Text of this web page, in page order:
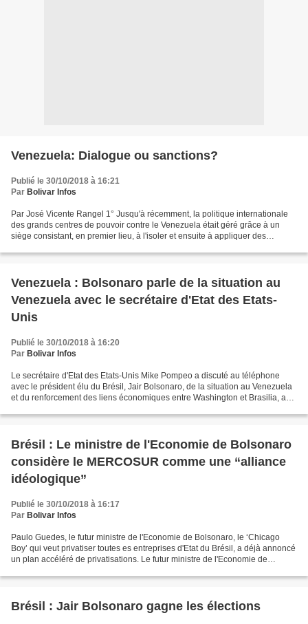
Venezuela: Dialogue ou sanctions?
Publié le 30/10/2018 à 16:21
Par Bolivar Infos
Par José Vicente Rangel 1° Jusqu'à récemment, la politique internationale
des grands centres de pouvoir contre le Venezuela était géré grâce à un
siège consistant, en premier lieu, à l'isoler et ensuite à appliquer des
Venezuela : Bolsonaro parle de la situation au
Venezuela avec le secrétaire d'Etat des Etats-
Unis
Publié le 30/10/2018 à 16:20
Par Bolivar Infos
Le secrétaire d'Etat des Etats-Unis Mike Pompeo a discuté au téléphone
avec le président élu du Brésil, Jair Bolsonaro, de la situation au Venezuela
et du renforcement des liens économiques entre Washington et Brasilia, a
Brésil : Le ministre de l'Economie de Bolsonaro
considère le MERCOSUR comme une “alliance
idéologique”
Publié le 30/10/2018 à 16:17
Par Bolivar Infos
Paulo Guedes, le futur ministre de l'Economie de Bolsonaro, le ‘Chicago
Boy’ qui veut privatiser toutes es entreprises d'Etat du Brésil, a déjà annoncé
un plan accéléré de privatisations. Le futur ministre de l'Economie de
Brésil : Jair Bolsonaro gagne les élections